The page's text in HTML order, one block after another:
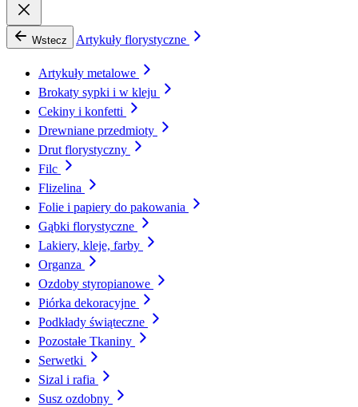
Wstecz Artykuły florystyczne
Artykuły metalowe
Brokaty sypki i w kleju
Cekiny i konfetti
Drewniane przedmioty
Drut florystyczny
Filc
Flizelina
Folie i papiery do pakowania
Gąbki florystyczne
Lakiery, kleje, farby
Organza
Ozdoby styropianowe
Piórka dekoracyjne
Podkłady świąteczne
Pozostałe Tkaniny
Serwetki
Sizal i rafia
Susz ozdobny